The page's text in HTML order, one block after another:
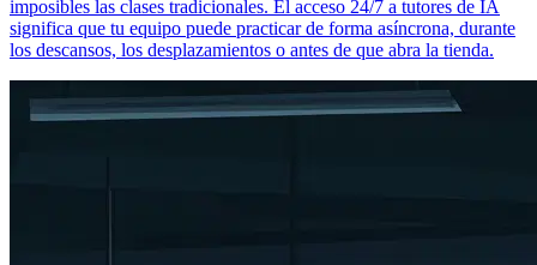
imposibles las clases tradicionales. El acceso 24/7 a tutores de IA
significa que tu equipo puede practicar de forma asíncrona, durante
los descansos, los desplazamientos o antes de que abra la tienda.